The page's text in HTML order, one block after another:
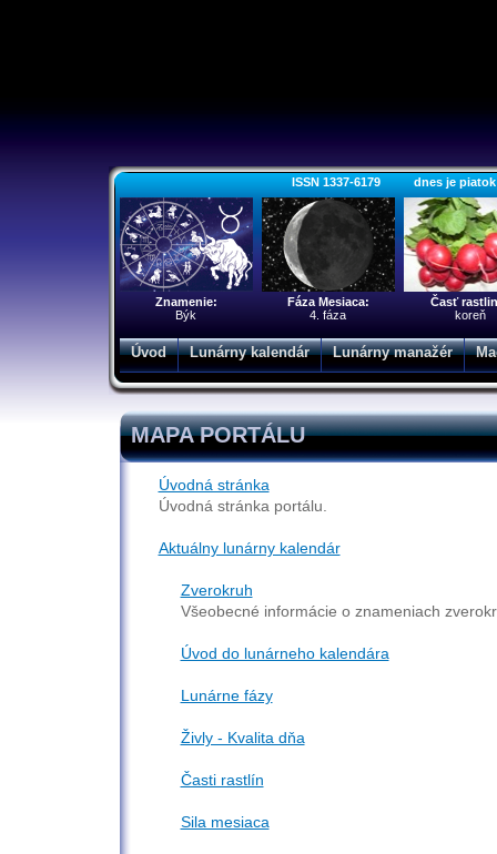
ISSN 1337-6179 dnes je piatok
Znamenie:
Býk
Fáza Mesiaca:
4. fáza
Časť
koreň
Úvod Lunárny kalendár Lunárny manažér
MAPA PORTÁLU
Úvodná stránka
Úvodná stránka portálu.
Aktuálny lunárny kalendár
Zverokruh
Všeobecné informácie o znameniach
Úvod do lunárneho kalendára
Lunárne fázy
Živly - Kvalita dňa
Časti rastlín
Sila mesiaca